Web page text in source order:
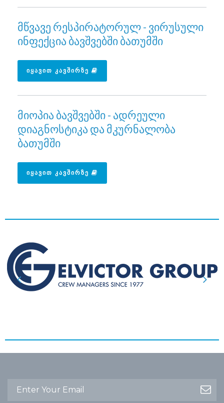
მწვავე რესპირატორულ - ვირუსული
ინფექცია ბავშვებში ბათუმში
ᲘᲧᲐᲕᲘᲗ ᲙᲐᲕᲨᲘᲠᲖᲔ
მიოპია ბავშვებში - ადრეული
დიაგნოსტიკა და მკურნალობა
ბათუმში
ᲘᲧᲐᲕᲘᲗ ᲙᲐᲕᲨᲘᲠᲖᲔ